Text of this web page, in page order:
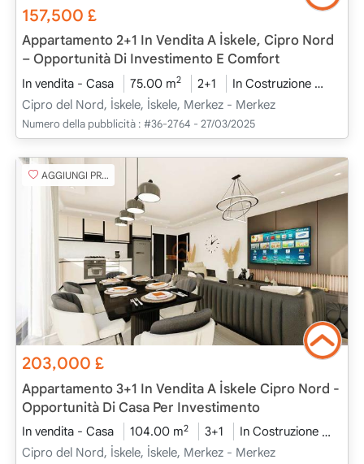
157,500£
Appartamento 2+1 In Vendita A İskele, Cipro Nord
– Opportunità Di Investimento E Comfort
In vendita - Casa 75.00 m2 2+1 In Costruzione
Cipro del Nord, İskele, İskele, Merkez - Merkez
Numero della pubblicità : #36-2764 - 27/03/2025
AGGIUNGI PREFERITO
203,000£
Appartamento 3+1 In Vendita A İskele Cipro Nord -
Opportunità Di Casa Per Investimento
In vendita - Casa 104.00 m2 3+1 In Costruzione
Cipro del Nord, İskele, İskele, Merkez - Merkez